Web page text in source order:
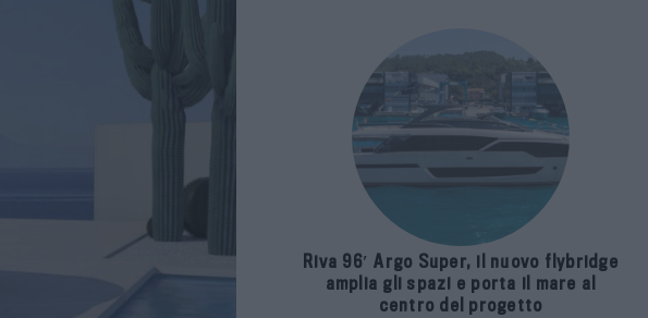
Riva 96′ Argo Super, il nuovo flybridge
amplia gli spazi e porta il mare al
centro del progetto